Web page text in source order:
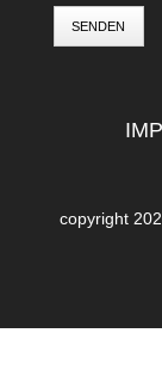
SENDEN
copyright